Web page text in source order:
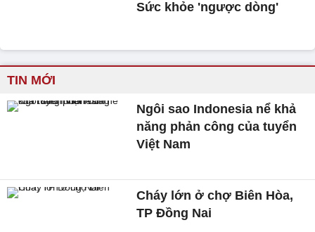
Sức khỏe 'ngược dòng'
TIN MỚI
Ngôi sao Indonesia nể khả
năng phản công của tuyển
Việt Nam
Cháy lớn ở chợ Biên Hòa,
TP Đồng Nai